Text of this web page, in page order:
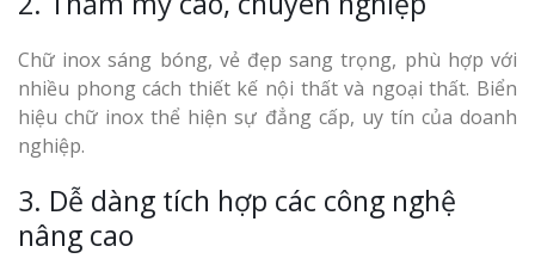
Chữ inox sáng bóng, vẻ đẹp sang trọng, phù hợp với
nhiều phong cách thiết kế nội thất và ngoại thất. Biển
hiệu chữ inox thể hiện sự đẳng cấp, uy tín của doanh
nghiệp.
3. Dễ dàng tích hợp các công nghệ
nâng cao